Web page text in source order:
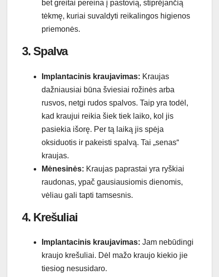
bet greitai pereina į pastovią, stiprėjančią
tėkmę, kuriai suvaldyti reikalingos higienos
priemonės.
3. Spalva
Implantacinis kraujavimas: Kraujas
dažniausiai būna šviesiai rožinės arba
rusvos, netgi rudos spalvos. Taip yra todėl,
kad kraujui reikia šiek tiek laiko, kol jis
pasiekia išorę. Per tą laiką jis spėja
oksiduotis ir pakeisti spalvą. Tai „senas“
kraujas.
Mėnesinės: Kraujas paprastai yra ryškiai
raudonas, ypač gausiausiomis dienomis,
vėliau gali tapti tamsesnis.
4. Krešuliai
Implantacinis kraujavimas: Jam nebūdingi
kraujo krešuliai. Dėl mažo kraujo kiekio jie
tiesiog nesusidaro.